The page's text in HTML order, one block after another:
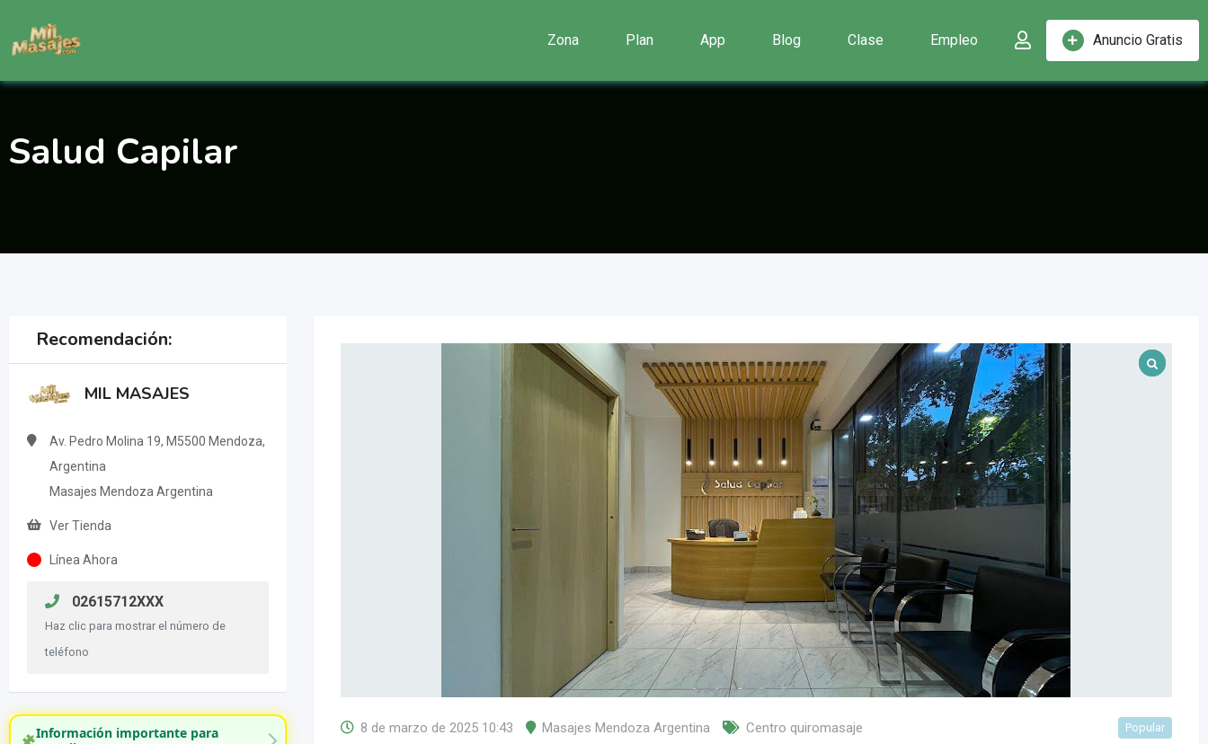
contenido
Anuncio Gratis
Zona Plan App Blog Clase Empleo
Salud Capilar
Recomendación:
MIL MASAJES
Av. Pedro Molina 19, M5500 Mendoza,
Argentina
Masajes Mendoza Argentina
Ver Tienda
Línea Ahora
02615712XXX
Haz clic para mostrar el número de
teléfono
Información importante para
8 de marzo de 2025 10:43 Masajes Mendoza Argentina Centro quiromasaje Popular